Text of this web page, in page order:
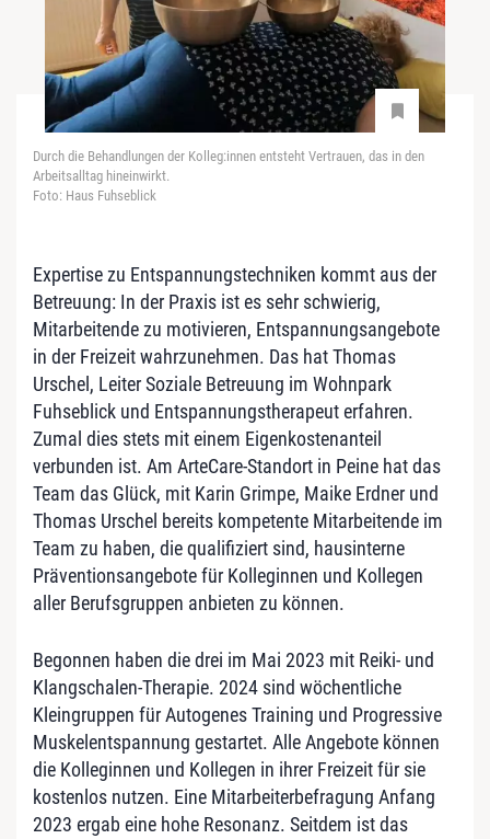
Durch die Behandlungen der Kolleg:innen entsteht Vertrauen, das in den
Arbeitsalltag hineinwirkt.
Foto: Haus Fuhseblick
Expertise zu Entspannungstechniken kommt aus der
Betreuung: In der Praxis ist es sehr schwierig,
Mitarbeitende zu motivieren, Entspannungsangebote
in der Freizeit wahrzunehmen. Das hat Thomas
Urschel, Leiter Soziale Betreuung im Wohnpark
Fuhseblick und Entspannungstherapeut erfahren.
Zumal dies stets mit einem Eigenkostenanteil
verbunden ist. Am ArteCare-Standort in Peine hat das
Team das Glück, mit Karin Grimpe, Maike Erdner und
Thomas Urschel bereits kompetente Mitarbeitende im
Team zu haben, die qualifiziert sind, hausinterne
Präventionsangebote für Kolleginnen und Kollegen
aller Berufsgruppen anbieten zu können.
Begonnen haben die drei im Mai 2023 mit Reiki- und
Klangschalen-Therapie. 2024 sind wöchentliche
Kleingruppen für Autogenes Training und Progressive
Muskelentspannung gestartet. Alle Angebote können
die Kolleginnen und Kollegen in ihrer Freizeit für sie
kostenlos nutzen. Eine Mitarbeiterbefragung Anfang
2023 ergab eine hohe Resonanz. Seitdem ist das